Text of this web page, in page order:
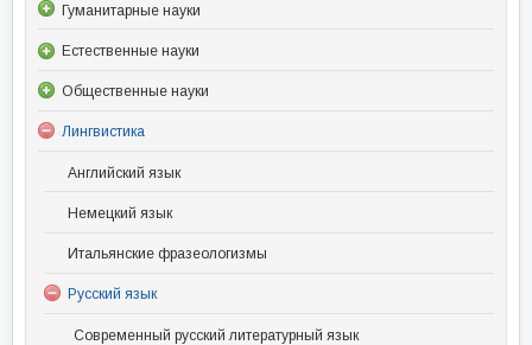
Гуманитарные науки
Естественные науки
Общественные науки
Лингвистика
Английский язык
Немецкий язык
Итальянские фразеологизмы
Русский язык
Современный русский литературный язык